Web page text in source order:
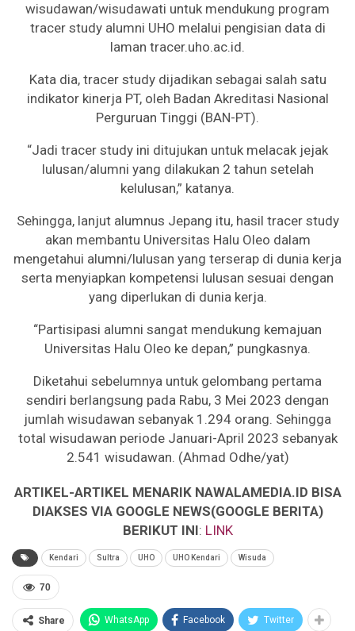
wisudawan/wisudawati untuk mendukung program
tracer study alumni UHO melalui pengisian data di
laman tracer.uho.ac.id.
Kata dia, tracer study dijadikan sebagai salah satu
indikator kinerja PT, oleh Badan Akreditasi Nasional
Perguruan Tinggi (BAN-PT).
“Jadi tracer study ini ditujukan untuk melacak jejak
lulusan/alumni yang dilakukan 2 tahun setelah
kelulusan,” katanya.
Sehingga, lanjut alumnus Jepang itu, hasil tracer study
akan membantu Universitas Halu Oleo dalam
mengetahui alumni/lulusan yang terserap di dunia kerja
serta menyiapkan kompetensi lulusan sesuai dengan
yang diperlukan di dunia kerja.
“Partisipasi alumni sangat mendukung kemajuan
Universitas Halu Oleo ke depan,” pungkasnya.
Diketahui sebelumnya untuk gelombang pertama
sendiri berlangsung pada Rabu, 3 Mei 2023 dengan
jumlah wisudawan sebanyak 1.294 orang. Sehingga
total wisudawan periode Januari-April 2023 sebanyak
2.541 wisudawan. (Ahmad Odhe/yat)
ARTIKEL-ARTIKEL MENARIK NAWALAMEDIA.ID BISA
DIAKSES VIA GOOGLE NEWS(GOOGLE BERITA)
BERIKUT INI: LINK
Kendari Sultra UHO UHO Kendari Wisuda
70
Share WhatsApp Facebook Twitter